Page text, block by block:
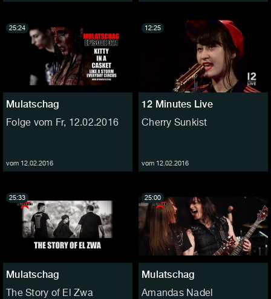
Mulatschag
Folge vom Fr, 12.02.2016
vom 12.02.2016
25:24
12 Minutes Live
Cherry Sunkist
vom 12.02.2016
12:25
Mulatschag
The Story of El Zwa
25:33
Mulatschag
Amandas Nadel
25:00